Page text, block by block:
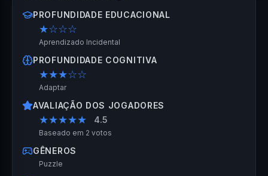
PROFUNDIDADE EDUCACIONAL
★☆☆☆
Aprendizado Incidental
PROFUNDIDADE COGNITIVA
★★★☆☆
Adaptar
AVALIAÇÃO DOS JOGADORES
★★★★★ 4.5
Baseado em 2 votos
GÊNEROS
Puzzle